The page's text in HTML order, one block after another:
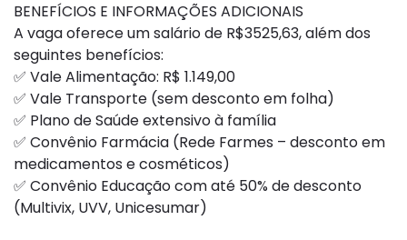
BENEFÍCIOS E INFORMAÇÕES ADICIONAIS
A vaga oferece um salário de R$3525,63, além dos
seguintes benefícios:
✅ Vale Alimentação: R$ 1.149,00
✅ Vale Transporte (sem desconto em folha)
✅ Plano de Saúde extensivo à família
✅ Convênio Farmácia (Rede Farmes – desconto em
medicamentos e cosméticos)
✅ Convênio Educação com até 50% de desconto
(Multivix, UVV, Unicesumar)